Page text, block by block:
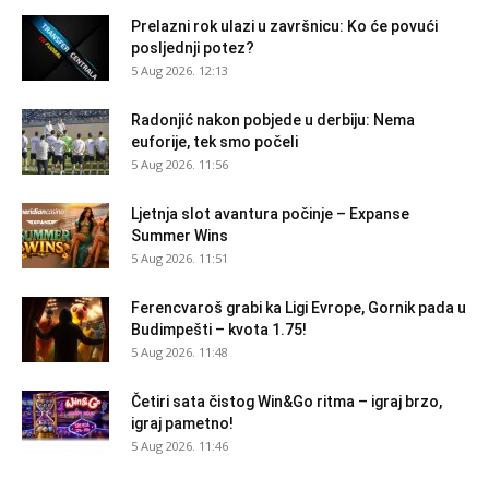
Prelazni rok ulazi u završnicu: Ko će povući
posljednji potez?
5 Aug 2026. 12:13
Radonjić nakon pobjede u derbiju: Nema
euforije, tek smo počeli
5 Aug 2026. 11:56
Ljetnja slot avantura počinje – Expanse
Summer Wins
5 Aug 2026. 11:51
Ferencvaroš grabi ka Ligi Evrope, Gornik pada u
Budimpešti – kvota 1.75!
5 Aug 2026. 11:48
Četiri sata čistog Win&Go ritma – igraj brzo,
igraj pametno!
5 Aug 2026. 11:46